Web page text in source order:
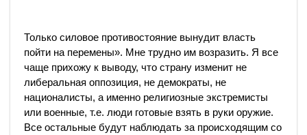
Только силовое противостояние вынудит власть
пойти на перемены». Мне трудно им возразить. Я все
чаще прихожу к выводу, что страну изменит не
либеральная оппозиция, не демократы, не
националисты, а именно религиозные экстремисты
или военные, т.е. люди готовые взять в руки оружие.
Все остальные будут наблюдать за происходящим со